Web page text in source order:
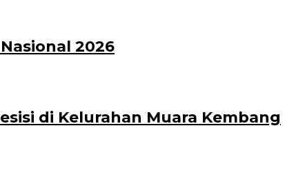
2026
di Kelurahan Muara Kembang